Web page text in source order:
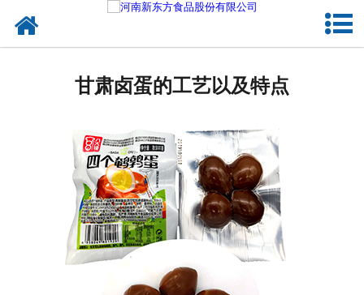
新闻资讯
关于新东方
加入新东方
联系我们
甘肃卤蛋的工艺以及特点